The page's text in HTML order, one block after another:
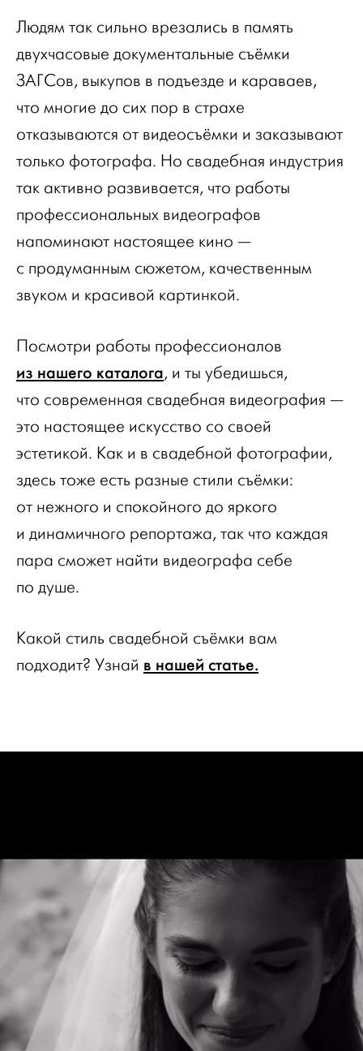
Людям так сильно врезались в память
двухчасовые документальные съёмки
ЗАГСов, выкупов в подъезде и караваев,
что многие до сих пор в страхе
отказываются от видеосъёмки и заказывают
только фотографа. Но свадебная индустрия
так активно развивается, что работы
профессиональных видеографов
напоминают настоящее кино —
с продуманным сюжетом, качественным
звуком и красивой картинкой.
Посмотри работы профессионалов
из нашего каталога, и ты убедишься,
что современная свадебная видеография —
это настоящее искусство со своей
эстетикой. Как и в свадебной фотографии,
здесь тоже есть разные стили съёмки:
от нежного и спокойного до яркого
и динамичного репортажа, так что каждая
пара сможет найти видеографа себе
по душе.
Какой стиль свадебной съёмки вам
подходит? Узнай в нашей статье.